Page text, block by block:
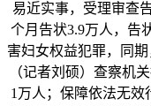
易近实事，受理审查
个月告状3.9万人，告
害妇女权益犯罪，同
（记者刘硕）查察机
1万人；保障依法无效